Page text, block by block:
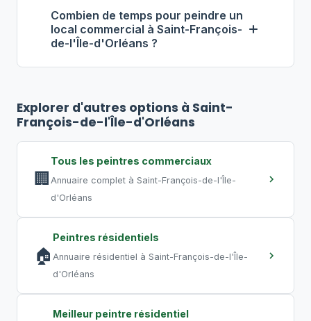
entre 4 $ et 9 $ par pied carré, pose
incluse.
isolation des zones, ventilation
adéquate, peintures à faibles COV. Pour
éviter toute perturbation, optez pour
des travaux de nuit ou de fin de
Combien de temps pour peindre un
local commercial à Saint-François-
de-l'Île-d'Orléans ?
peut nécessiter5 à 10 jours. Un grand
entrepôt requiert plusieurs semaines.
compresser les délais.
Explorer d'autres options à Saint-
François-de-l'Île-d'Orléans
🏢
Tous les peintres commerciaux
Annuaire complet à Saint-François-de-l'Île-
d'Orléans
🏠
Peintres résidentiels
Annuaire résidentiel à Saint-François-de-l'Île-
d'Orléans
Meilleur peintre résidentiel